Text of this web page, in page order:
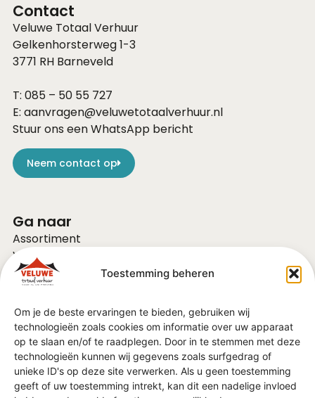
Toestemming beheren
Om je de beste ervaringen te bieden, gebruiken wij
technologieën zoals cookies om informatie over uw apparaat
op te slaan en/of te raadplegen. Door in te stemmen met deze
technologieën kunnen wij gegevens zoals surfgedrag of
unieke ID's op deze site verwerken. Als u geen toestemming
geeft of uw toestemming intrekt, kan dit een nadelige invloed
Contact
Veluwe Totaal Verhuur
Gelkenhorsterweg 1-3
3771 RH Barneveld
T: 085 – 50 55 727
E: aanvragen@veluwetotaalverhuur.nl
Stuur ons een WhatsApp bericht
Neem contact op
Ga naar
Assortiment
Voor bedrijven
Over ons
Vacatures
FAQ
Contact
Vraag of advies?
Algemene Voorwaarden